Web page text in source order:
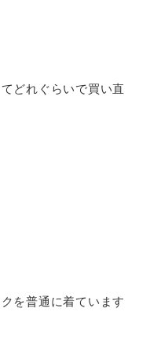
どれぐらいで買い直
を普通に着ています